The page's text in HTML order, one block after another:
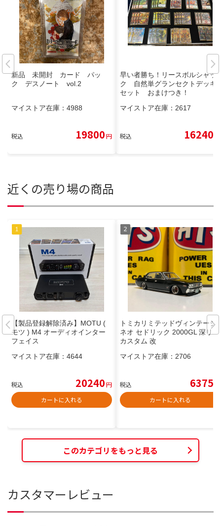
新品 未開封 カード パッ
ク デスノート vol.2
マイストア在庫： 4988
税込 19800円
早い者勝ち！リースボルシャッ
ク 自然単グランセクトデッキ
セット おまけつき！
マイストア在庫： 2617
税込 16240
近くの売り場の商品
【製品登録解除済み】MOTU (
モツ ) M4 オーディオインター
フェイス
マイストア在庫： 4644
税込 20240円
カートに入れる
トミカリミテッドヴィンテージ
ネオ セドリック 2000GL 深リム
カスタム 改
マイストア在庫： 2706
税込 6375
カートに入れる
このカテゴリをもっと見る
カスタマーレビュー